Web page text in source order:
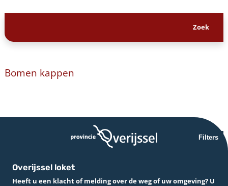
Bomen kappen
Filters
Overijssel loket
Heeft u een klacht of melding over de weg of uw omgeving? U